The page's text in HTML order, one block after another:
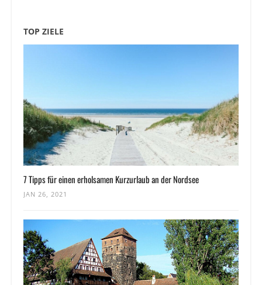
TOP ZIELE
7 Tipps für einen erholsamen Kurzurlaub an der Nordsee
JAN 26, 2021